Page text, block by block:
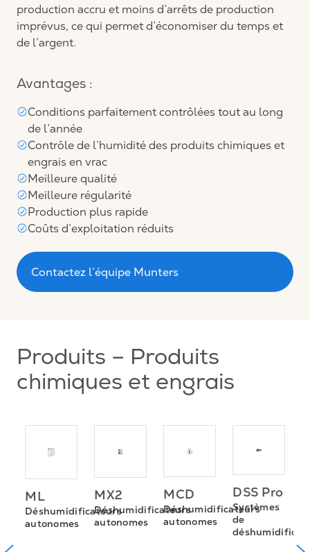
production accru et moins d’arrêts de production
imprévus, ce qui permet d’économiser du temps et
de l’argent.
Avantages :
Conditions parfaitement contrôlées tout au long
de l’année
Contrôle de l’humidité des produits chimiques et
engrais en vrac
Meilleure qualité
Meilleure régularité
Production plus rapide
Coûts d’exploitation réduits
Contactez l’équipe Munters
Produits – Produits
chimiques et engrais
ML
Déshumidificateurs
autonomes
MX2
Déshumidificateurs
autonomes
MCD
Déshumidificateurs
autonomes
DSS Pro
Systèmes
de